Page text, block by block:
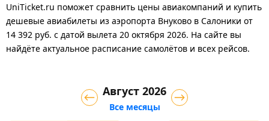
UniTicket.ru поможет сравнить цены авиакомпаний и купить
дешевые авиабилеты из аэропорта Внуково в Салоники от
14 392 руб. с датой вылета 20 октября 2026. На сайте вы
найдёте актуальное расписание самолётов и всех рейсов.
Август 2026
Все месяцы